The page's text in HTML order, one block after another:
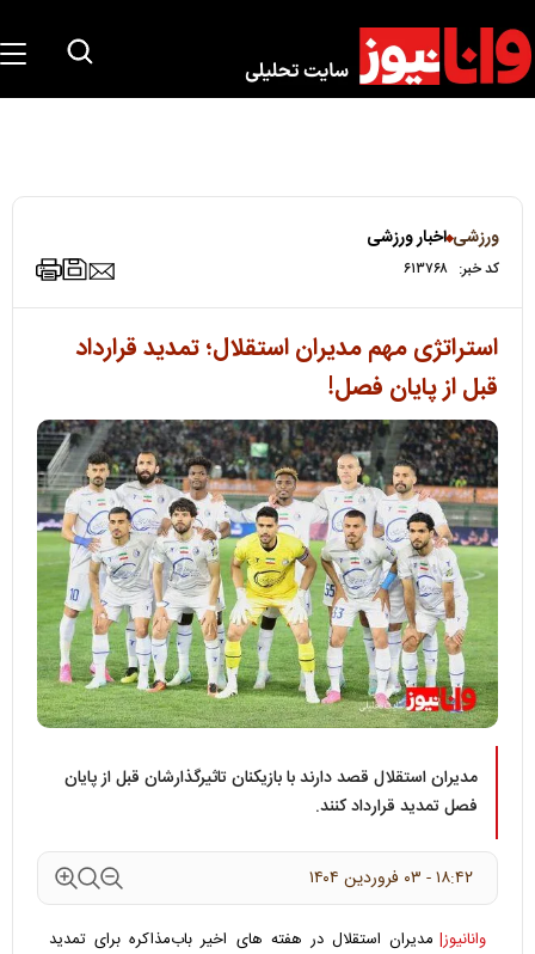
ورزشی اخبار ورزشی
کد خبر: ۶۱۳۷۶۸
استراتژی مهم مدیران استقلال؛ تمدید قرارداد
قبل از پایان فصل!
مدیران استقلال قصد دارند با بازیکنان‌ تاثیرگذارشان قبل از پایان
فصل تمدید قرارداد کنند.
۱۸:۴۲ - ۰۳ فروردين ۱۴۰۴
وانانیوز| مدیران استقلال در هفته های اخیر باب‌مذاکره برای تمدید